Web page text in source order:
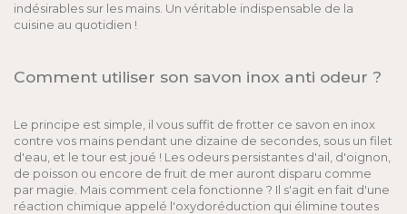
indésirables sur les mains. Un véritable indispensable de la
cuisine au quotidien !
Comment utiliser son savon inox anti odeur ?
Le principe est simple, il vous suffit de frotter ce savon en inox
contre vos mains pendant une dizaine de secondes, sous un filet
d'eau, et le tour est joué ! Les odeurs persistantes d'ail, d'oignon,
de poisson ou encore de fruit de mer auront disparu comme
par magie. Mais comment cela fonctionne ? Il s'agit en fait d'une
réaction chimique appelé l'oxydoréduction qui élimine toutes